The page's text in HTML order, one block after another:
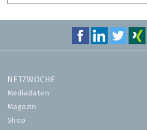
NETZWOCHE
Mediadaten
Magazin
Shop